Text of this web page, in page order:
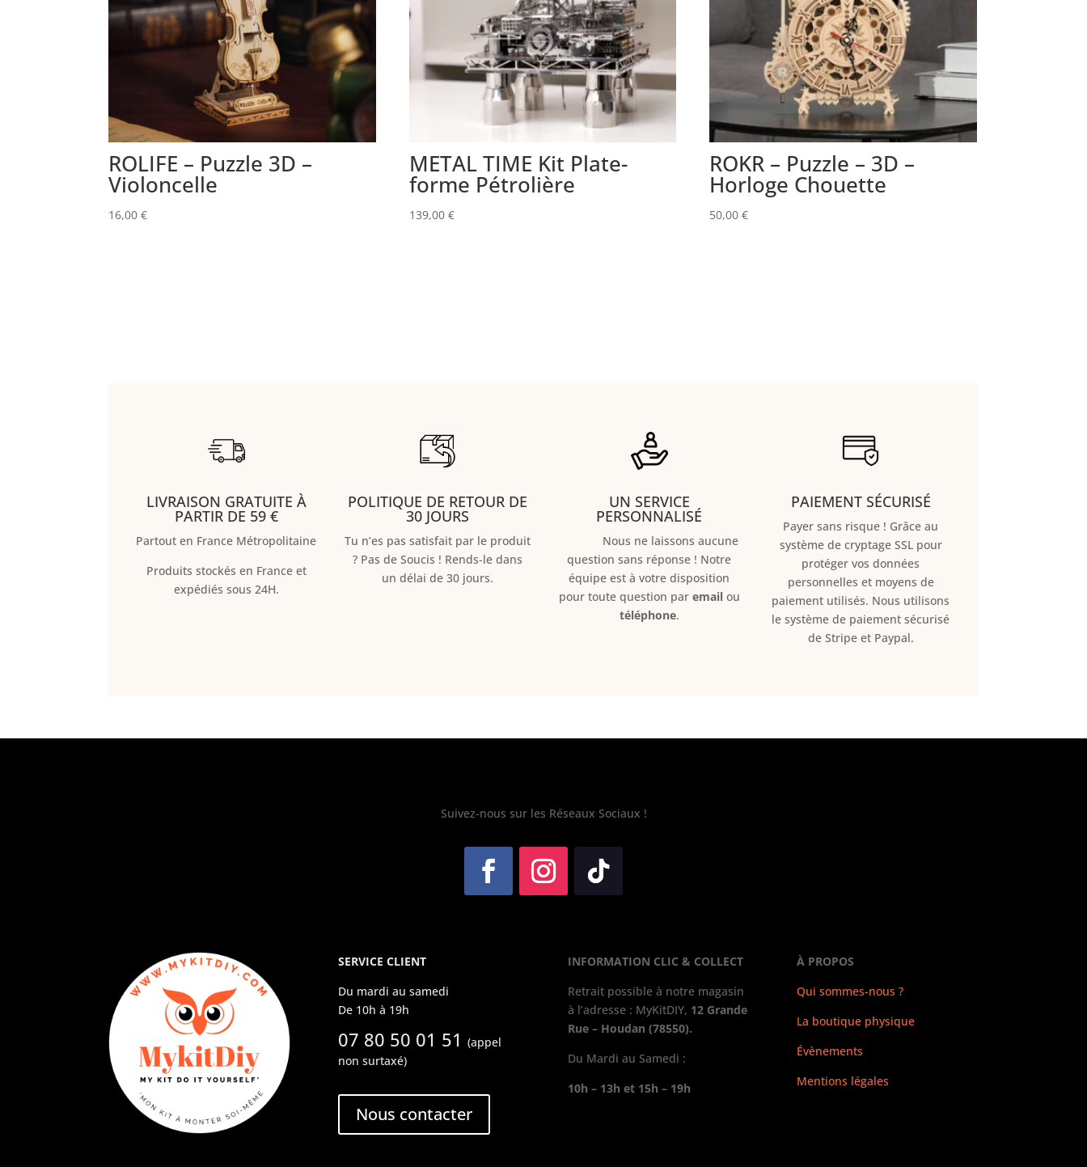
ROLIFE – Puzzle 3D –
Violoncelle
16,00€
METAL TIME Kit Plate-
forme Pétrolière
139,00 €
ROKR – Puzzle – 3D –
Horloge Chouette
50,00€
LIVRAISON GRATUITE À
PARTIR DE 59 €
Partout en France Métropolitaine
Produits stockés en France et
expédiés sous 24H.
POLITIQUE DE RETOUR DE
30 JOURS
Tu n’es pas satisfait par le produit
? Pas de Soucis ! Rends-le dans
un délai de 30 jours.
UN SERVICE
PERSONNALISÉ
Nous ne laissons aucune
question sans réponse ! Notre
équipe est à votre disposition
pour toute question par emailou
téléphone.
PAIEMENT SÉCURISÉ
Payer sans risque ! Grâce au
système de cryptage SSL pour
protéger vos données
personnelles et moyens de
paiement utilisés. Nous utilisons
le système de paiement sécurisé
de Stripe et Paypal.
Suivez-nous sur les Réseaux Sociaux !
SERVICE CLIENT
Du mardi au samedi
De 10h à 19h
07 80 50 01 51 (appel
non surtaxé)
Nous contacter
INFORMATION CLIC & COLLECT
Retrait possible à notre magasin
à l’adresse : MyKitDIY, 12 Grande
Rue – Houdan (78550).
Du Mardi au Samedi :
10h – 13h et 15h – 19h
À PROPOS
Qui sommes-nous ?
La boutique physique
Évènements
Mentions légales